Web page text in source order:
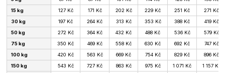
15 kg
127 Kč 171 Kč 202 Kč 229 Kč 251 Kč
271 Kč
30 kg
197 Kč 264 Kč 313 Kč 353 Kč 388 Kč
419 Kč
50 kg
272 Kč 364 Kč 432 Kč 488 Kč 536 Kč
579 Kč
75 kg
350 Kč 469 Kč 558 Kč 630 Kč 692 Kč
747 Kč
100 kg
420 Kč 563 Kč 669 Kč 754 Kč 829 Kč
896 Kč
150 kg
543 Kč 727 Kč 863 Kč 975 Kč 1 071 Kč
1 157 Kč